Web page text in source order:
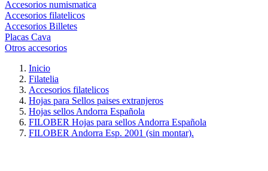
Accesorios numismatica
Accesorios filatelicos
Accesorios Billetes
Placas Cava
Otros accesorios
Inicio
Filatelia
Accesorios filatelicos
Hojas para Sellos paises extranjeros
Hojas sellos Andorra Española
FILOBER Hojas para sellos Andorra Española
FILOBER Andorra Esp. 2001 (sin montar).